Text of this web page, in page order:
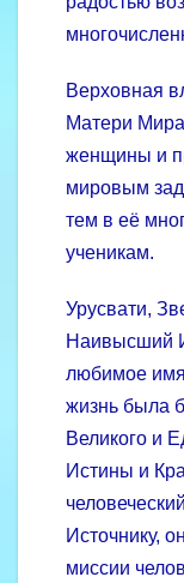
Верховная
Матери
женщины и
мировым
тем в её
ученикам.
Урусвати,
Наивысший
любимое
жизнь была
Великого и
Истины и
Источнику,
миссии